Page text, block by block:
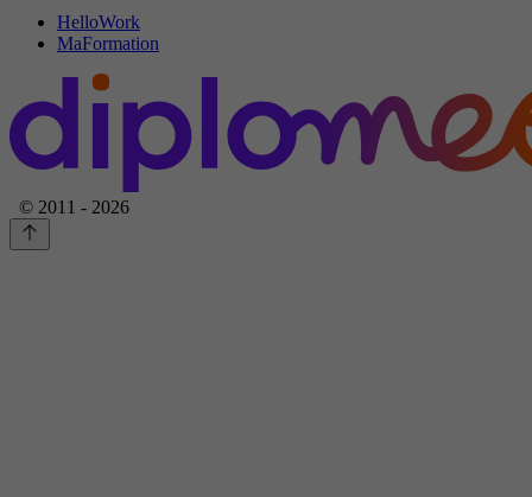
HelloWork
MaFormation
© 2011 - 2026